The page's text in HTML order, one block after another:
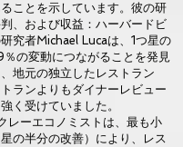
ことを示しています。彼の研
、および収益：ハーバードビ
究者Michael Lucaは、1つ星の
の変動につながることを発見
地元の独立したレストラン
ランよりもダイナーレビュー
く受けていました。
レーエコノミストは、最も小
の半分の改善）により、レス